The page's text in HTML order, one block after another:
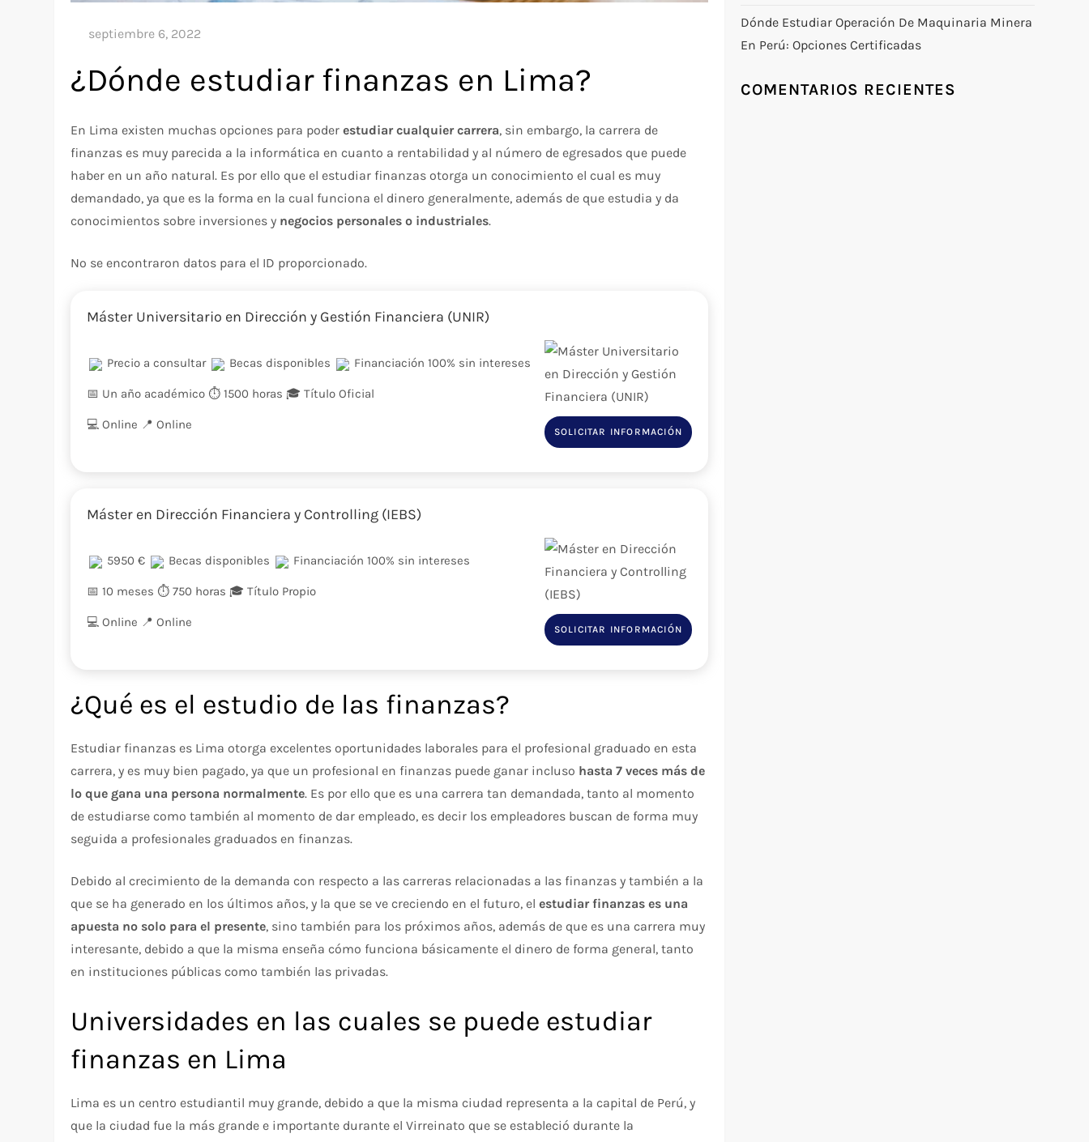
¿Dónde estudiar finanzas en Lima?
En Lima existen muchas opciones para poderestudiar cualquier carrera, sin embargo, la carrera de
finanzas es muy parecida a la informática en cuanto a rentabilidad y al número de egresados que puede
haber en un año natural. Es por ello que el estudiar finanzas otorga un conocimiento el cual es muy
demandado, ya que es la forma en la cual funciona el dinero generalmente, además de que estudia y da
conocimientos sobre inversiones y negocios personales o industriales.
No se encontraron datos para el ID proporcionado.
Máster Universitario en Dirección y Gestión Financiera (UNIR)
Precio a consultar Becas disponibles Financiación 100% sin intereses
📅 Un año académico ⏱️ 1500 horas 🎓 Título Oficial
💻 Online 📍️ Online SOLICITAR INFORMACIÓN
Máster en Dirección Financiera y Controlling (IEBS)
5950 € Becas disponibles Financiación 100% sin intereses
📅 10 meses ⏱️ 750 horas 🎓 Título Propio
💻 Online 📍️ Online SOLICITAR INFORMACIÓN
¿Qué es el estudio de las finanzas?
Estudiar finanzas es Lima otorga excelentes oportunidades laborales para el profesional graduado en esta
carrera, y es muy bien pagado, ya que un profesional en finanzas puede ganar incluso hasta 7 veces más de
lo que gana una persona normalmente. Es por ello que es una carrera tan demandada, tanto al momento
de estudiarse como también al momento de dar empleado, es decir los empleadores buscan de forma muy
seguida a profesionales graduados en finanzas.
Debido al crecimiento de la demanda con respecto a las carreras relacionadas a las finanzas y también a la
que se ha generado en los últimos años, y la que se ve creciendo en el futuro, elestudiar finanzas es una
apuesta no solo para el presente, sino también para los próximos años, además de que es una carrera muy
interesante, debido a que la misma enseña cómo funciona básicamente el dinero de forma general, tanto
en instituciones públicas como también las privadas.
Universidades en las cuales se puede estudiar
finanzas en Lima
Lima es un centro estudiantil muy grande, debido a que la misma ciudad representa a la capital de Perú, y
que la ciudad fue la más grande e importante durante el Virreinato que se estableció durante la
Dónde Estudiar Operación De Maquinaria Minera
En Perú: Opciones Certificadas
COMENTARIOS RECIENTES